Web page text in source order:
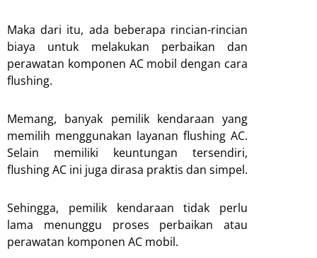
Maka dari itu, ada beberapa rincian-rincian
biaya untuk melakukan perbaikan dan
perawatan komponen AC mobil dengan cara
flushing.
Memang, banyak pemilik kendaraan yang
memilih menggunakan layanan flushing AC.
Selain memiliki keuntungan tersendiri,
flushing AC ini juga dirasa praktis dan simpel.
Sehingga, pemilik kendaraan tidak perlu
lama menunggu proses perbaikan atau
perawatan komponen AC mobil.